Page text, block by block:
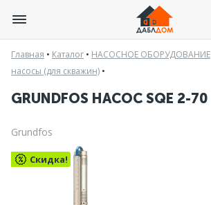
Главная • Каталог • НАСОСНОЕ ОБОРУДОВАНИЕ
насосы (для скважин) •
GRUNDFOS НАСОС SQE 2-70
Grundfos
Скидка!